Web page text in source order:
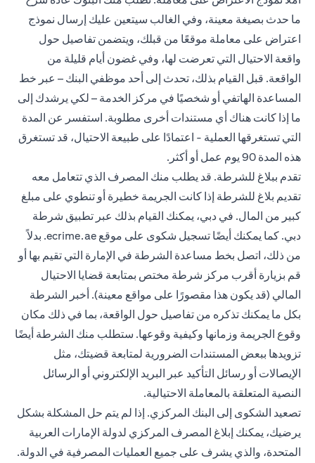
ما حدث بصيغة معينة، وفي الغالب سيتعين عليك إرسال نموذج
اعتراض على معاملة موقعًا من قبلك، ويتضمن تفاصيل حول
واقعة الاحتيال التي تعرضت لها، وفي غضون أيام قليلة من
الواقعة. قبل القيام بذلك، تحدث إلى أحد موظفي البنك – عبر خط
المساعدة الهاتفي أو شخصيًا في مركز الخدمة – لكي يرشدك إلى
ما إذا كانت هناك أي مستندات أخرى مطلوبة. استفسر عن المدة
التي تستغرقها العملية - اعتمادًا على طبيعة الاحتيال، قد تستغرق
هذه المدة 90 يوم عمل أو أكثر.
تقدم ببلاغ للشرطة. قد يطلب منك المصرف الذي تتعامل معه
تقديم بلاغ للشرطة إذا كانت الجريمة خطيرة أو تنطوي على مبلغ
كبير من المال. في دبي، يمكنك القيام بذلك عبر تطبيق شرطة
دبي. كما يمكنك أيضًا تسجيل شكوى على موقع ecrime.ae. بدلاً
من ذلك، اتصل بخط مساعدة الشرطة في الإمارة التي تقيم بها أو
قم بزيارة أقرب مركز شرطة مختص بمتابعة قضايا الاحتيال
المالي (قد يكون هذا مقصورًا على مواقع معينة). أخبر الشرطة
بكل ما يمكنك تذكره من تفاصيل حول الواقعة، بما في ذلك مكان
وقوع الجريمة وزمانها وكيفية وقوعها. ستطلب منك الشرطة أيضًا
تزويدها ببعض المستندات الضرورية لمتابعة قضيتك، مثل
الإيصالات أو رسائل التأكيد عبر البريد الإلكتروني أو الرسائل
النصية المتعلقة بالمعاملة الاحتيالية.
تصعيد الشكوى إلى البنك المركزي. إذا لم يتم حل المشكلة بشكل
يرضيك، يمكنك إبلاغ المصرف المركزي لدولة الإمارات العربية
المتحدة، والذي يشرف على جميع العمليات المصرفية في الدولة.